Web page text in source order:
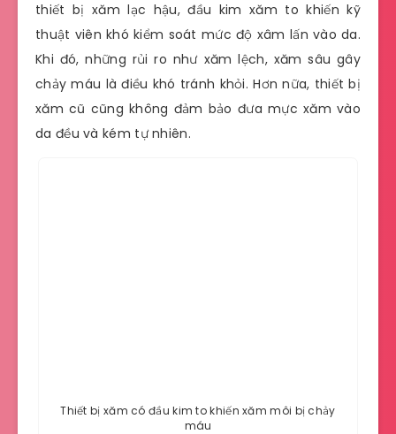
thiết bị xăm lạc hậu, đầu kim xăm to khiến kỹ
thuật viên khó kiểm soát mức độ xâm lấn vào da.
Khi đó, những rủi ro như xăm lệch, xăm sâu gây
chảy máu là điều khó tránh khỏi. Hơn nữa, thiết bị
xăm cũ cũng không đảm bảo đưa mực xăm vào
da đều và kém tự nhiên.
Thiết bị xăm có đầu kim to khiến xăm môi bị chảy
máu